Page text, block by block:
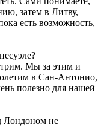
затем в Литву,
есть возможность,
Мы за этим и
в Сан-Антонио,
полезно для нашей
Лондоном не